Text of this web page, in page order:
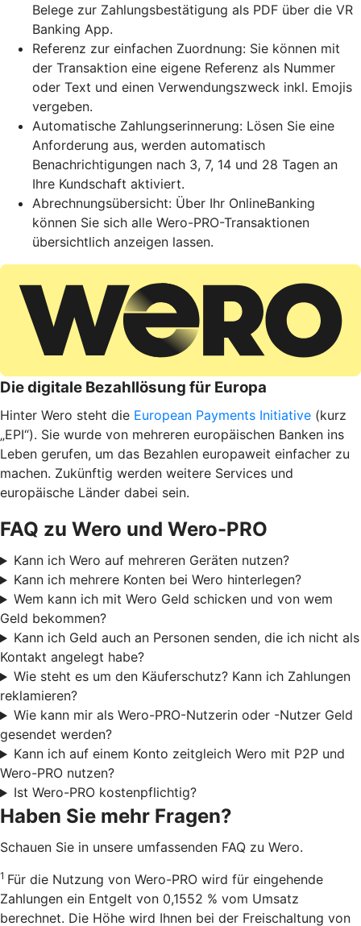
Belege zur Zahlungsbestätigung als PDF über die VR
Banking App.
Referenz zur einfachen Zuordnung: Sie können mit
der Transaktion eine eigene Referenz als Nummer
oder Text und einen Verwendungszweck inkl. Emojis
vergeben.
Automatische Zahlungserinnerung: Lösen Sie eine
Anforderung aus, werden automatisch
Benachrichtigungen nach 3, 7, 14 und 28 Tagen an
Ihre Kundschaft aktiviert.
Abrechnungsübersicht: Über Ihr OnlineBanking
können Sie sich alle Wero-PRO-Transaktionen
übersichtlich anzeigen lassen.
Die digitale Bezahllösung für Europa
Hinter Wero steht die European Payments Initiative (kurz
„EPI“). Sie wurde von mehreren europäischen Banken ins
Leben gerufen, um das Bezahlen europaweit einfacher zu
machen. Zukünftig werden weitere Services und
europäische Länder dabei sein.
FAQ zu Wero und Wero-PRO
Kann ich Wero auf mehreren Geräten nutzen?
Kann ich mehrere Konten bei Wero hinterlegen?
Wem kann ich mit Wero Geld schicken und von wem
Geld bekommen?
Kann ich Geld auch an Personen senden, die ich nicht als
Kontakt angelegt habe?
Wie steht es um den Käuferschutz? Kann ich Zahlungen
reklamieren?
Wie kann mir als Wero-PRO-Nutzerin oder -Nutzer Geld
gesendet werden?
Kann ich auf einem Konto zeitgleich Wero mit P2P und
Wero-PRO nutzen?
Ist Wero-PRO kostenpflichtig?
Haben Sie mehr Fragen?
Schauen Sie in unsere umfassenden FAQ zu Wero.
1 Für die Nutzung von Wero-PRO wird für eingehende
Zahlungen ein Entgelt von 0,1552 % vom Umsatz
berechnet. Die Höhe wird Ihnen bei der Freischaltung von